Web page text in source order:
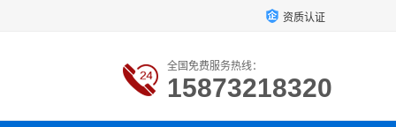
资质认证
全国免费服务热线：
15873218320